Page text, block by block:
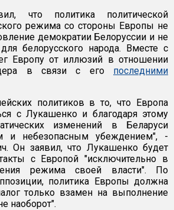
что политика политической
режима со стороны Европы не
демократии Белоруссии и не
белорусского народа. Вместе с
Европу от иллюзий в отношении
в связи с его последними
политиков в то, что Европа
с Лукашенко и благодаря этому
изменений в Беларуси
и небезопасным убеждением", -
Он заявил, что Лукашенко будет
с Европой "исключительно в
режима своей власти". По
политика Европы должна
только взамен на выполнение
наоборот".